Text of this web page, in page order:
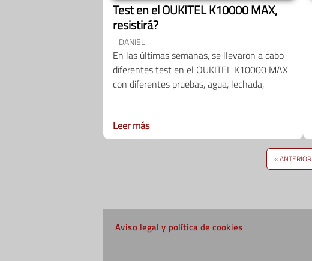
Test en el OUKITEL K10000 MAX,
resistirá?
DANIEL
En las últimas semanas, se llevaron a cabo
diferentes test en el OUKITEL K10000 MAX
con diferentes pruebas, agua, lechada,
Leer más
« ANTERIOR
Aviso legal y política de cookies